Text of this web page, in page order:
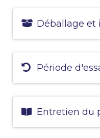
Déballage et
Période
Entretien du